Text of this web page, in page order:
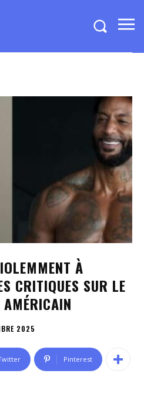
À
CRITIQUES SUR LE
2025
Pinterest